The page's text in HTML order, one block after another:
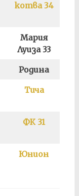
котва 34
Мария
Луиза 33
Родина
Тича
ФК 31
Юнион